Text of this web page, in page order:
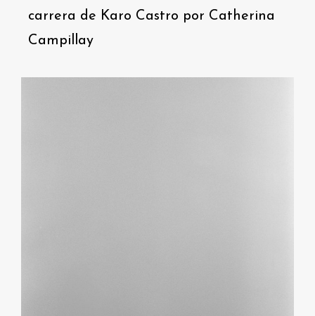
carrera de Karo Castro por Catherina
Campillay